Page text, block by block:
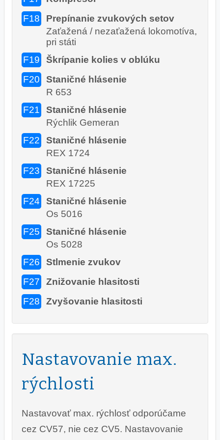
F18
Prepínanie zvukových setov
Zaťažená / nezaťažená lokomotíva,
pri státi
F19
Škrípanie kolies v oblúku
F20
Staničné hlásenie
R 653
F21
Staničné hlásenie
Rýchlik Gemeran
F22
Staničné hlásenie
REX 1724
F23
Staničné hlásenie
REX 17225
F24
Staničné hlásenie
Os 5016
F25
Staničné hlásenie
Os 5028
F26
Stlmenie zvukov
F27
Znižovanie hlasitosti
F28
Zvyšovanie hlasitosti
Nastavovanie max.
rýchlosti
Nastavovať max. rýchlosť odporúčame
cez CV57, nie cez CV5. Nastavovanie